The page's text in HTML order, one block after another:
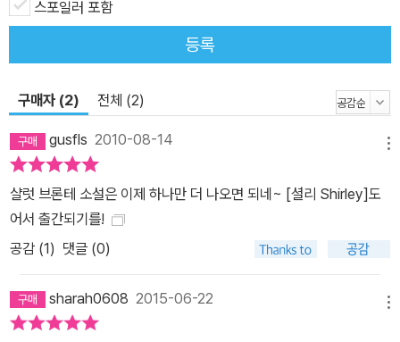
잔잔한 분위기가 작품을 관통하고 있다. 샬럿 브론테가 <빌레트>를
집필할 당시 그녀는 저작 활동을 함께하였던 두 여동생 에밀리와 앤
의 죽음을 겪었고, 이때 느꼈던 상실감은 작가의 작품 세계에 깊은 슬
픔으로 영향을 미쳤다. 그렇지만 샬럿 브론테 특유의 섬세한 유머와
경쾌한 장면이 곳곳에 숨어 있어 슬며시 웃게 되는 즐거움 또한 쏠쏠
하다. 페이지를 넘길 때마다 고전을 읽는 이유와 재미를 충분히 느끼
게 될 것이다.
스포일러 포함
등록
구매자 (2) 전체 (2)
gusfls 2010-08-14
샬럿 브론테 소설은 이제 하나만 더 나오면 되네~ [셜리 Shirley]도
어서 출간되기를!
공감 (1) 댓글 (0)
sharah0608 2015-06-22